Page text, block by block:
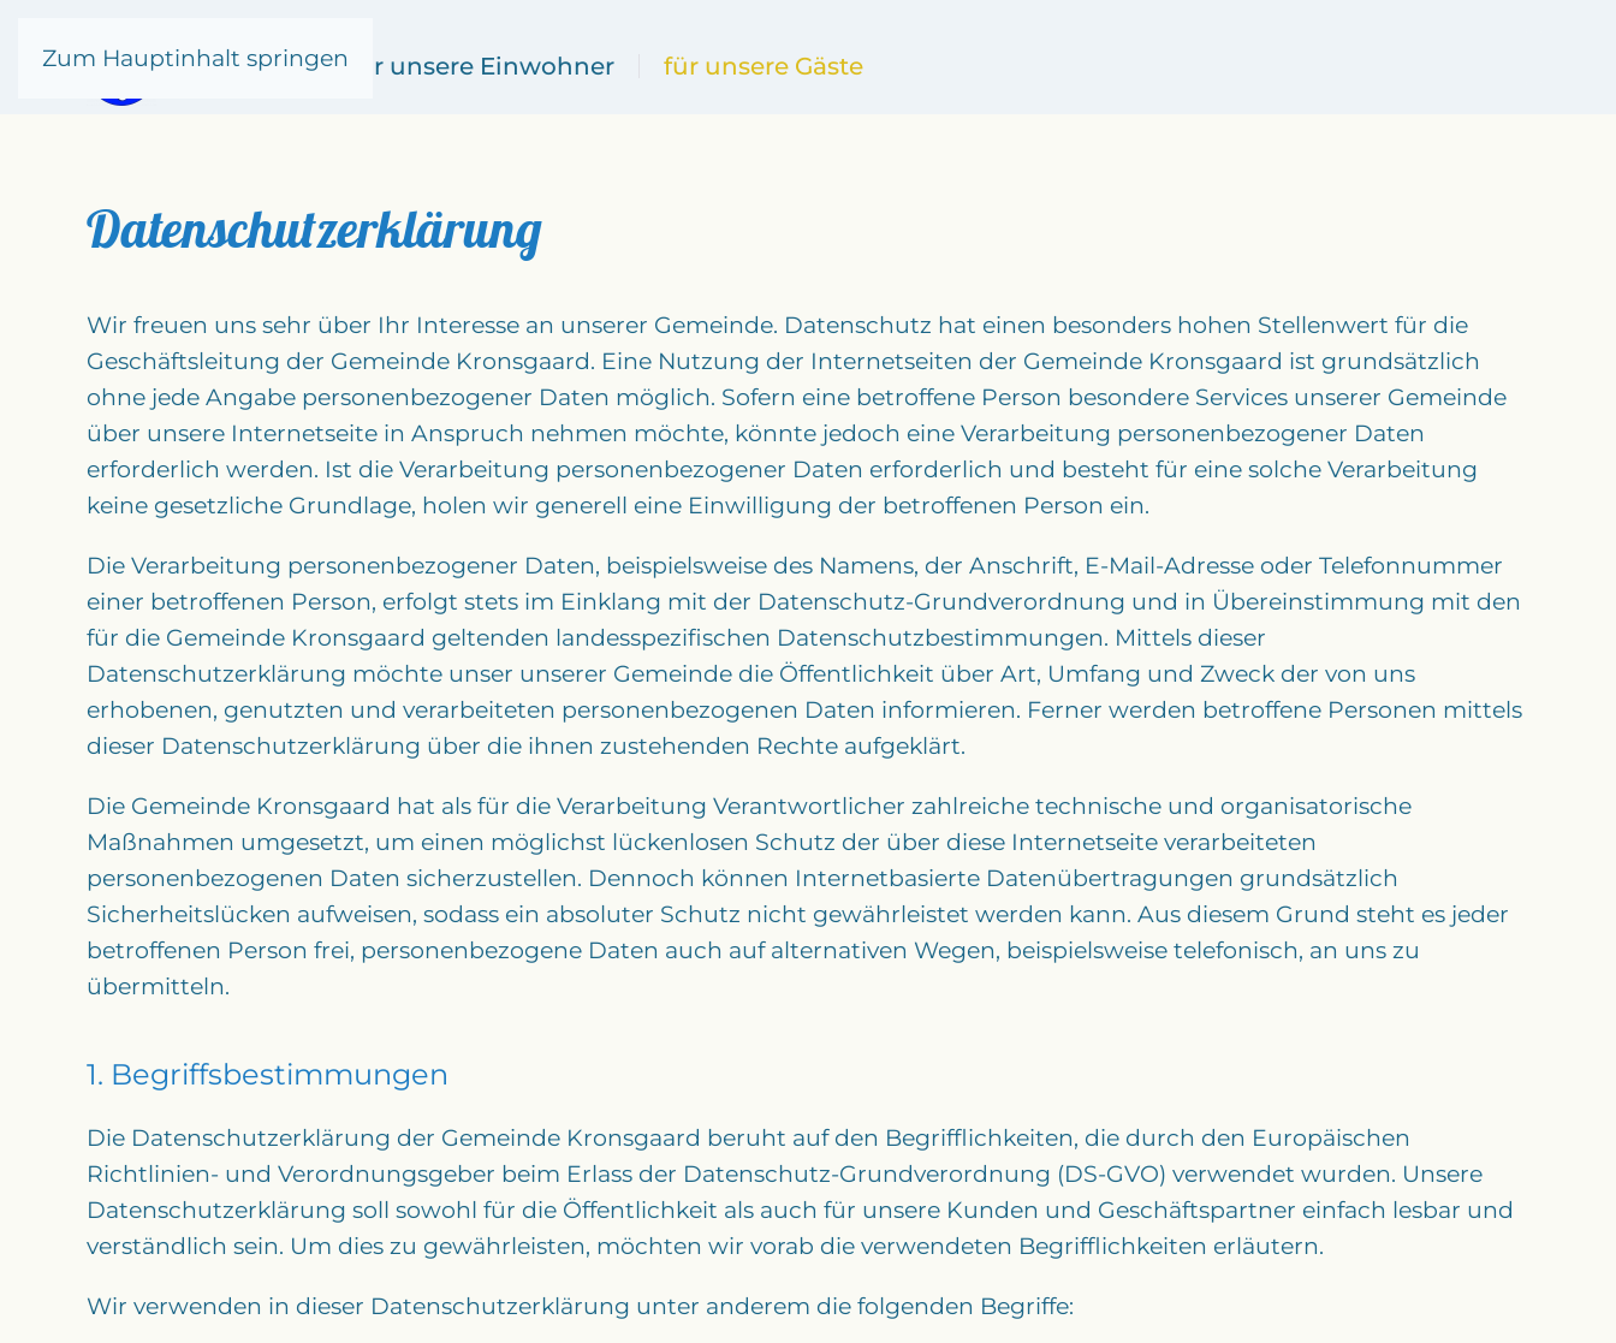
Zum Hauptinhalt springen
Kronsgaard für unsere Einwohner für unsere Gäste
Datenschutzerklärung
Wir freuen uns sehr über Ihr Interesse an unserer Gemeinde. Datenschutz hat einen besonders hohen Stellenwert für die
Geschäftsleitung der Gemeinde Kronsgaard. Eine Nutzung der Internetseiten der Gemeinde Kronsgaard ist grundsätzlich
ohne jede Angabe personenbezogener Daten möglich. Sofern eine betroffene Person besondere Services unserer Gemeinde
über unsere Internetseite in Anspruch nehmen möchte, könnte jedoch eine Verarbeitung personenbezogener Daten
erforderlich werden. Ist die Verarbeitung personenbezogener Daten erforderlich und besteht für eine solche Verarbeitung
keine gesetzliche Grundlage, holen wir generell eine Einwilligung der betroffenen Person ein.
Die Verarbeitung personenbezogener Daten, beispielsweise des Namens, der Anschrift, E-Mail-Adresse oder Telefonnummer
einer betroffenen Person, erfolgt stets im Einklang mit der Datenschutz-Grundverordnung und in Übereinstimmung mit den
für die Gemeinde Kronsgaard geltenden landesspezifischen Datenschutzbestimmungen. Mittels dieser
Datenschutzerklärung möchte unser unserer Gemeinde die Öffentlichkeit über Art, Umfang und Zweck der von uns
erhobenen, genutzten und verarbeiteten personenbezogenen Daten informieren. Ferner werden betroffene Personen mittels
dieser Datenschutzerklärung über die ihnen zustehenden Rechte aufgeklärt.
Die Gemeinde Kronsgaard hat als für die Verarbeitung Verantwortlicher zahlreiche technische und organisatorische
Maßnahmen umgesetzt, um einen möglichst lückenlosen Schutz der über diese Internetseite verarbeiteten
personenbezogenen Daten sicherzustellen. Dennoch können Internetbasierte Datenübertragungen grundsätzlich
Sicherheitslücken aufweisen, sodass ein absoluter Schutz nicht gewährleistet werden kann. Aus diesem Grund steht es jeder
betroffenen Person frei, personenbezogene Daten auch auf alternativen Wegen, beispielsweise telefonisch, an uns zu
übermitteln.
1. Begriffsbestimmungen
Die Datenschutzerklärung der Gemeinde Kronsgaard beruht auf den Begrifflichkeiten, die durch den Europäischen
Richtlinien- und Verordnungsgeber beim Erlass der Datenschutz-Grundverordnung (DS-GVO) verwendet wurden. Unsere
Datenschutzerklärung soll sowohl für die Öffentlichkeit als auch für unsere Kunden und Geschäftspartner einfach lesbar und
verständlich sein. Um dies zu gewährleisten, möchten wir vorab die verwendeten Begrifflichkeiten erläutern.
Wir verwenden in dieser Datenschutzerklärung unter anderem die folgenden Begriffe: